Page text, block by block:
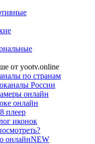
от yootv.online
по странам
России
онлайн
онлайн
плеер
иконок
онлайнNEW